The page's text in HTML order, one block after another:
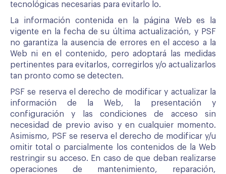
tecnológicas necesarias para evitarlo lo.
La información contenida en la página Web es la
vigente en la fecha de su última actualización, y PSF
no garantiza la ausencia de errores en el acceso a la
Web ni en el contenido, pero adoptará las medidas
pertinentes para evitarlos, corregirlos y/o actualizarlos
tan pronto como se detecten.
PSF se reserva el derecho de modificar y actualizar la
información de la Web, la presentación y
configuración y las condiciones de acceso sin
necesidad de previo aviso y en cualquier momento.
Asimismo, PSF se reserva el derecho de modificar y/u
omitir total o parcialmente los contenidos de la Web
restringir su acceso. En caso de que deban realizarse
operaciones de mantenimiento, reparación,